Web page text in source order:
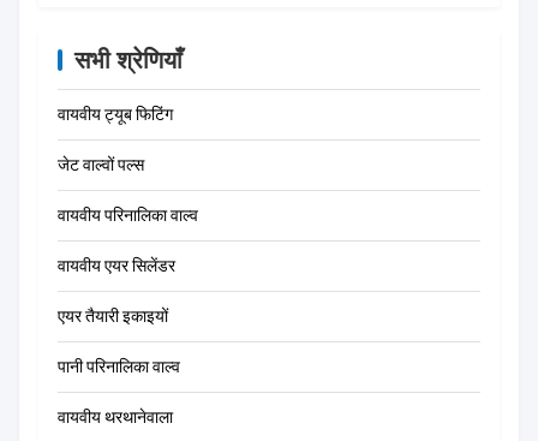
सभी श्रेणियाँ
वायवीय ट्यूब फिटिंग
जेट वाल्वों पल्स
वायवीय परिनालिका वाल्व
वायवीय एयर सिलेंडर
एयर तैयारी इकाइयों
पानी परिनालिका वाल्व
वायवीय थरथानेवाला